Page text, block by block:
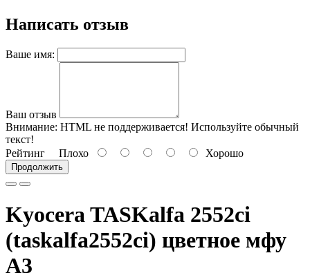
Написать отзыв
Ваше имя:
Ваш отзыв
Внимание: HTML не поддерживается! Используйте обычный
текст!
Рейтинг Плохо Хорошо
Продолжить
Kyocera TASKalfa 2552ci
(taskalfa2552ci) цветное мфу
A3